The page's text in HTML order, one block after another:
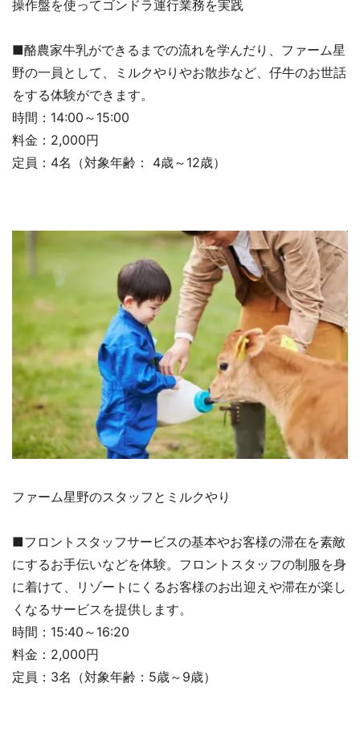
操作盤を使ってゴンドラ運行業務を実践
■酪農家牛乳ができるまでの流れを学んだり、ファーム星
野の一員として、ミルクやりやお散歩など、仔牛のお世話
をする体験ができます。
時間：14:00～15:00
料金：2,000円
定員：4名（対象年齢： 4歳～12歳）
ファーム星野のスタッフとミルクやり
■フロントスタッフサービスの基本やお客様の滞在を素敵
にするお手伝いなどを体験。フロントスタッフの制服を身
に着けて、リゾートにくるお客様のお出迎えや滞在が楽し
くなるサービスを提供します。
時間：15:40～16:20
料金：2,000円
定員：3名（対象年齢：5歳～9歳）